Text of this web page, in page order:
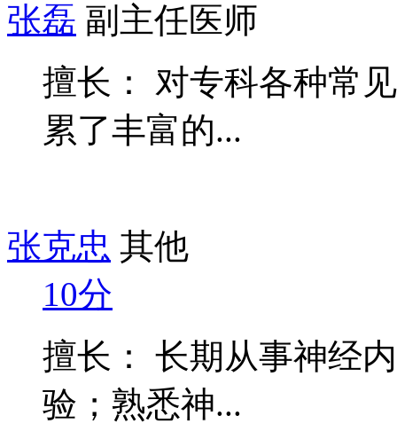
张磊 副主任医师
擅长： 对专科各种常
累了丰富的...
张克忠 其他
10分
擅长： 长期从事神经
验；熟悉神...